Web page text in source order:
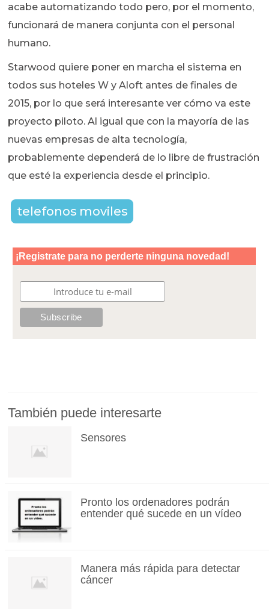
acabe automatizando todo pero, por el momento,
funcionará de manera conjunta con el personal
humano.
Starwood quiere poner en marcha el sistema en
todos sus hoteles W y Aloft antes de finales de
2015, por lo que será interesante ver cómo va este
proyecto piloto. Al igual que con la mayoría de las
nuevas empresas de alta tecnología,
probablemente dependerá de lo libre de frustración
que esté la experiencia desde el principio.
telefonos moviles
También puede interesarte
Sensores
Pronto los ordenadores podrán
entender qué sucede en un vídeo
Manera más rápida para detectar
cáncer